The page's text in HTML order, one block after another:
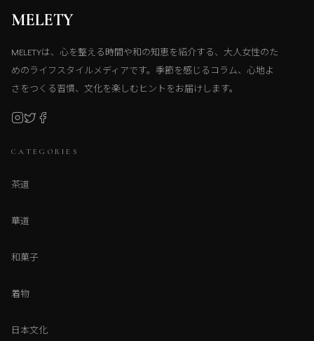
MELETY
MELETYは、心を整える時間や和の知恵を紹介する、大人女性のた
めのライフスタイルメディアです。季節を感じるコラム、心地よ
さをつくる習慣、文化を楽しむヒントをお届けします。
CATEGORIES
茶道
華道
和菓子
着物
日本文化